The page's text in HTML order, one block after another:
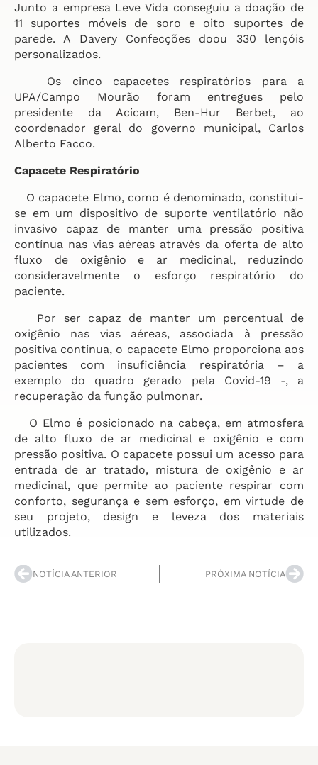
Junto a empresa Leve Vida conseguiu a doação de
11 suportes móveis de soro e oito suportes de
parede. A Davery Confecções doou 330 lençóis
personalizados.
Os cinco capacetes respiratórios para a
UPA/Campo Mourão foram entregues pelo
presidente da Acicam, Ben-Hur Berbet, ao
coordenador geral do governo municipal, Carlos
Alberto Facco.
Capacete Respiratório
O capacete Elmo, como é denominado, constitui-
se em um dispositivo de suporte ventilatório não
invasivo capaz de manter uma pressão positiva
contínua nas vias aéreas através da oferta de alto
fluxo de oxigênio e ar medicinal, reduzindo
consideravelmente o esforço respiratório do
paciente.
Por ser capaz de manter um percentual de
oxigênio nas vias aéreas, associada à pressão
positiva contínua, o capacete Elmo proporciona aos
pacientes com insuficiência respiratória – a
exemplo do quadro gerado pela Covid-19 -, a
recuperação da função pulmonar.
O Elmo é posicionado na cabeça, em atmosfera
de alto fluxo de ar medicinal e oxigênio e com
pressão positiva. O capacete possui um acesso para
entrada de ar tratado, mistura de oxigênio e ar
medicinal, que permite ao paciente respirar com
conforto, segurança e sem esforço, em virtude de
seu projeto, design e leveza dos materiais
utilizados.
NOTÍCIA ANTERIOR PRÓXIMA NOTÍCIA